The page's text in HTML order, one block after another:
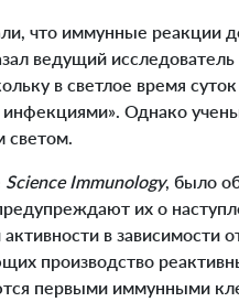
что иммунные реакции
ведущий
в светлое время
Однако
светом.
Science Immunology, было
их о
в зависимости
производство
первыми иммунными